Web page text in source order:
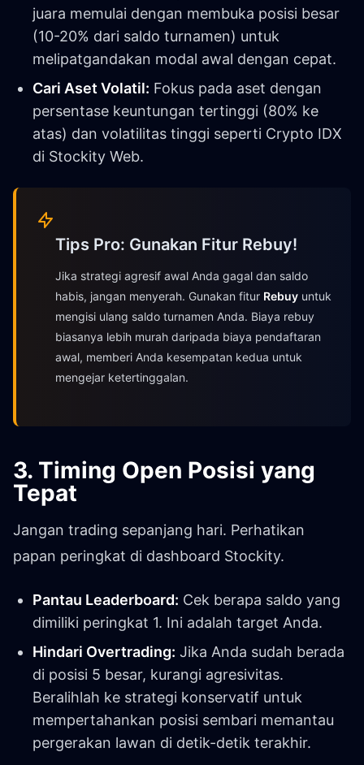
juara memulai dengan membuka posisi besar
(10-20% dari saldo turnamen) untuk
melipatgandakan modal awal dengan cepat.
Cari Aset Volatil: Fokus pada aset dengan
persentase keuntungan tertinggi (80% ke
atas) dan volatilitas tinggi seperti Crypto IDX
di Stockity Web.
Tips Pro: Gunakan Fitur Rebuy!
Jika strategi agresif awal Anda gagal dan saldo
habis, jangan menyerah. Gunakan fitur Rebuy untuk
mengisi ulang saldo turnamen Anda. Biaya rebuy
biasanya lebih murah daripada biaya pendaftaran
awal, memberi Anda kesempatan kedua untuk
mengejar ketertinggalan.
3. Timing Open Posisi yang
Tepat
Jangan trading sepanjang hari. Perhatikan
papan peringkat di dashboard Stockity.
Pantau Leaderboard: Cek berapa saldo yang
dimiliki peringkat 1. Ini adalah target Anda.
Hindari Overtrading: Jika Anda sudah berada
di posisi 5 besar, kurangi agresivitas.
Beralihlah ke strategi konservatif untuk
mempertahankan posisi sembari memantau
pergerakan lawan di detik-detik terakhir.